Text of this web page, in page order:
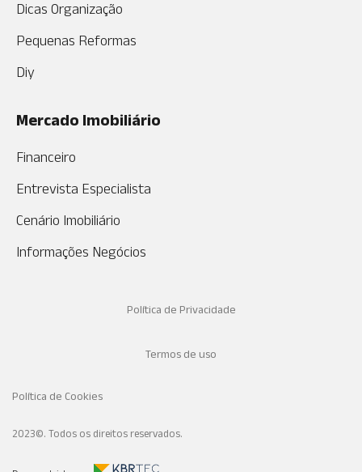
Dicas Organização
Pequenas Reformas
Diy
Mercado Imobiliário
Financeiro
Entrevista Especialista
Cenário Imobiliário
Informações Negócios
Política de Privacidade
Termos de uso
Política de Cookies
2023©. Todos os direitos reservados.